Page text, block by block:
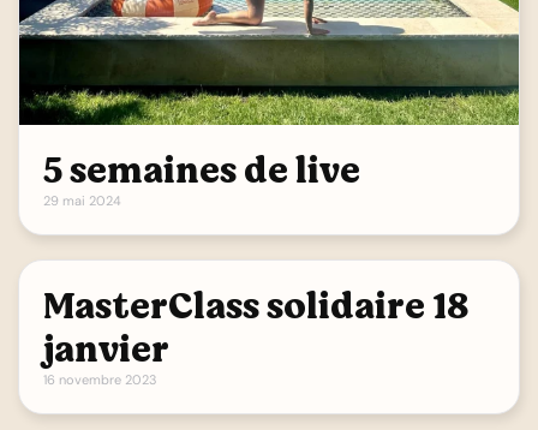
5 semaines de live
29 mai 2024
MasterClass solidaire 18
janvier
16 novembre 2023